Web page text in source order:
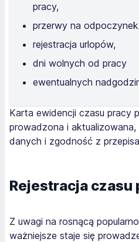
pracy,
przerwy na odpoczynek
rejestracja urlopów,
dni wolnych od pracy
ewentualnych
Karta ewidencji czasu pracy
prowadzona i
danych i zgodność z
Rejestracja czasu
Z uwagi na rosnącą
ważniejsze staje się